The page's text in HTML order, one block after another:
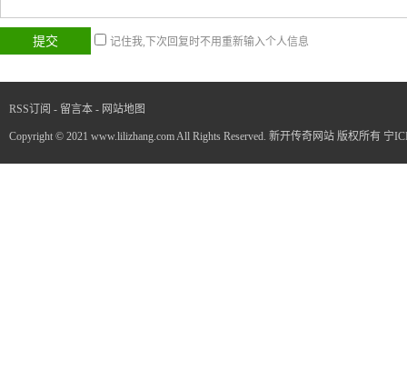
记住我,下次回复时不用重新输入个人信息
RSS订阅 - 留言本 - 网站地图
Copyright © 2021 www.lilizhang.com All Rights Reserved. 新开传奇网站 版权所有 宁